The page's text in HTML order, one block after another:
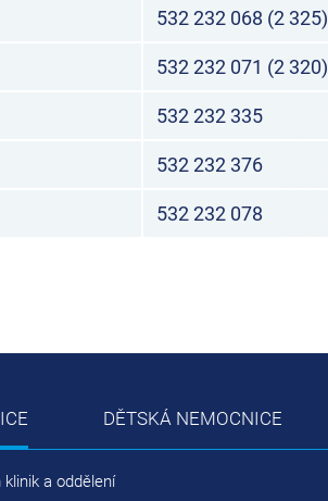
532 232 068 (2 325)
532 232 071 (2 320)
532 232 335
532 232 376
532 232 078
DĚTSKÁ NEMOCNICE
klinik a oddělení